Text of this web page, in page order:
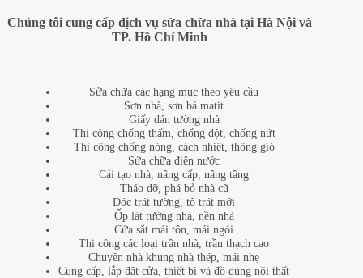
Chúng tôi cung cấp dịch vụ sửa chữa nhà tại Hà Nội và
TP. Hồ Chí Minh
Sửa chữa các hạng mục theo yêu cầu
Sơn nhà, sơn bả matit
Giấy dán tường nhà
Thi công chống thấm, chống dột, chống nứt
Thi công chống nóng, cách nhiệt, thông gió
Sửa chữa điện nước
Cải tạo nhà, nâng cấp, nâng tầng
Tháo dỡ, phá bỏ nhà cũ
Dóc trát tường, tô trát mới
Ốp lát tường nhà, nền nhà
Cửa sắt mái tôn, mái ngói
Thi công các loại trần nhà, trần thạch cao
Chuyên nhà khung nhà thép, mái nhẹ
Cung cấp, lắp đặt cửa, thiết bị và đồ dùng nội thất